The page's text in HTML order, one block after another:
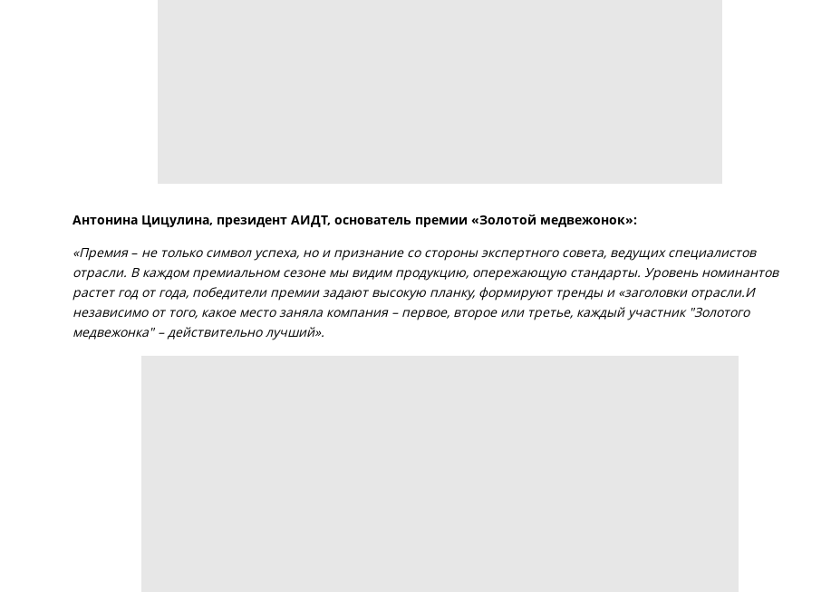
Антонина Цицулина, президент АИДТ, основатель премии «Золотой медвежонок»:
«Премия– не только символ успеха, но и признание со стороны экспертного совета, ведущих специалистов
отрасли. В каждом премиальном сезоне мы видим продукцию, опережающую стандарты. Уровень номинантов
растет год от года, победители премии задают высокую планку, формируют тренды и «заголовки отрасли.И
независимо от того, какое место заняла компания – первое, второе или третье, каждый участник "Золотого
медвежонка" – действительно лучший».